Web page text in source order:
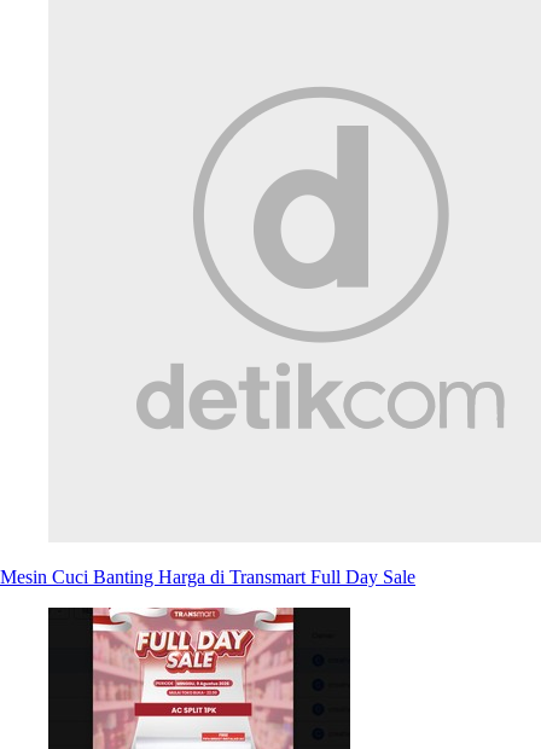
Mesin Cuci Banting Harga di Transmart Full Day Sale